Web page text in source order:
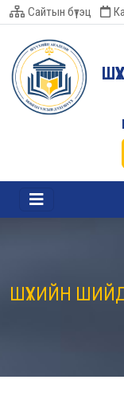
Сайтын бүтэц
ШҮҮХИЙН